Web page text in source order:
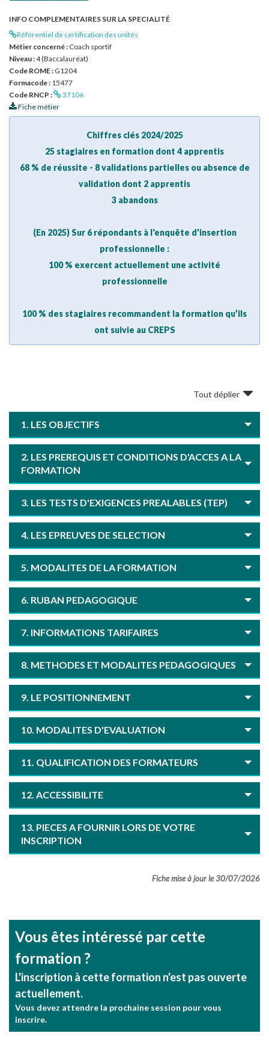
INFO COMPLEMENTAIRES SUR LA SPECIALITÉ
Référentiel de certification des unités
Métier concerné : Coach sportif
Niveau :4 (Baccalauréat)
Code ROME : G1204
Formacode : 15477
Code RNCP :
37106
Fiche métier
Chiffres clés 2024/2025
25 stagiaires en formation dont 4 apprentis
68 % de réussite - 8validations partielles ou absence de
validation dont 2 apprentis
3 abandons
(En 2025) Sur 6 répondants à l'enquête d'insertion
professionnelle :
100 % exercent actuellement une activité
professionnelle
100 % des stagiaires recommandent la formation qu’ils
ont suivie au CREPS
Tout déplier
1. LES OBJECTIFS
2. LES PREREQUIS ET CONDITIONS D'ACCES A LA
FORMATION
3. LES TESTS D'EXIGENCES PREALABLES (TEP)
4. LES EPREUVES DE SELECTION
5. MODALITES DE LA FORMATION
6. RUBAN PEDAGOGIQUE
7. INFORMATIONS TARIFAIRES
8. METHODES ET MODALITES PEDAGOGIQUES
9. LE POSITIONNEMENT
10. MODALITES D'EVALUATION
11. QUALIFICATION DES FORMATEURS
12. ACCESSIBILITE
13. PIECES A FOURNIR LORS DE VOTRE
INSCRIPTION
Fiche mise à jour le 30/07/2026
Vous êtes intéressé par cette
formation ?
L'inscription à cette formation n'est pas ouverte
actuellement.
Vous devez attendre la prochaine session pour vous
inscrire.